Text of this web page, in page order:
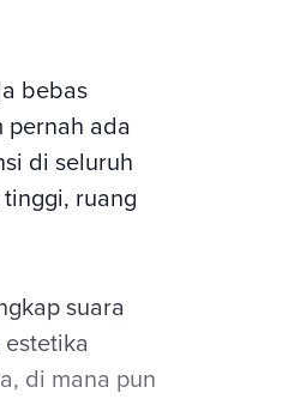
bebas
ada
di seluruh
ruang
suara
di mana pun